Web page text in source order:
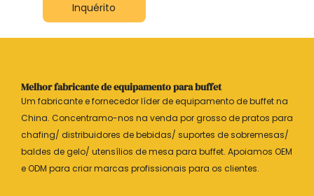
Inquérito
Melhor fabricante de equipamento para buffet
Um fabricante e fornecedor líder de equipamento de buffet na
China. Concentramo-nos na venda por grosso de pratos para
chafing/ distribuidores de bebidas/ suportes de sobremesas/
baldes de gelo/ utensílios de mesa para buffet. Apoiamos OEM
e ODM para criar marcas profissionais para os clientes.